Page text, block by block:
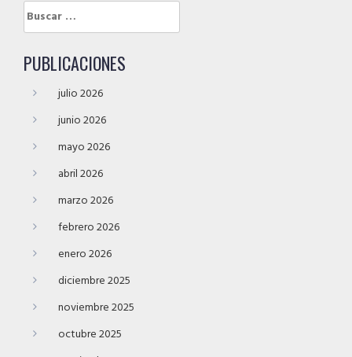
Buscar:
PUBLICACIONES
julio 2026
junio 2026
mayo 2026
abril 2026
marzo 2026
febrero 2026
enero 2026
diciembre 2025
noviembre 2025
octubre 2025